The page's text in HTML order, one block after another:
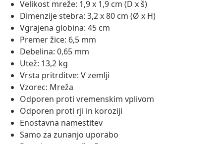
Velikost mreže: 1,9 x 1,9 cm (D x š)
Dimenzije stebra: 3,2 x 80 cm (Ø x H)
Vgrajena globina: 45 cm
Premer žice: 6,5 mm
Debelina: 0,65 mm
Utež: 13,2 kg
Vrsta pritrditve: V zemlji
Vzorec: Mreža
Odporen proti vremenskim vplivom
Odporen proti rji in koroziji
Enostavna namestitev
Samo za zunanjo uporabo